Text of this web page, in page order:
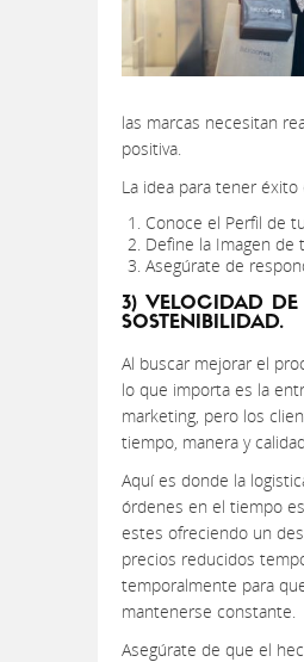
las marcas necesitan
positiva.
La idea para tener
Conoce el Perfil de
Define la Imagen de
Asegúrate de
3) VELOCIDAD
SOSTENIBILIDAD.
Al buscar mejorar el
lo que importa es la
marketing, pero los
tiempo, manera y
Aquí es donde la
órdenes en el tiempo
estes ofreciendo un
precios reducidos
temporalmente para
mantenerse constante.
Asegúrate de que el